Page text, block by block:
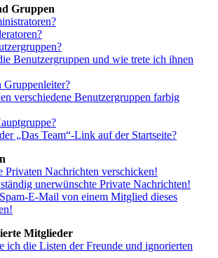
Gruppen
Benutzergruppen und wie trete ich ihnen
Gruppenleiter?
verschiedene Benutzergruppen farbig
„Das Team“-Link auf der Startseite?
Privaten Nachrichten verschicken!
unerwünschte Private Nachrichten!
E-Mail von einem Mitglied dieses
Mitglieder
ich die Listen der Freunde und ignorierten